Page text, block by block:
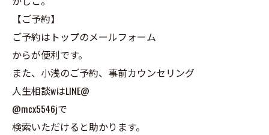
【ご予約】
ご予約はトップのメールフォーム
からが便利です。
また、小浅のご予約、事前カウンセリング
人生相談wはLINE@
@mcx5546jで
検索いただけると助かります。